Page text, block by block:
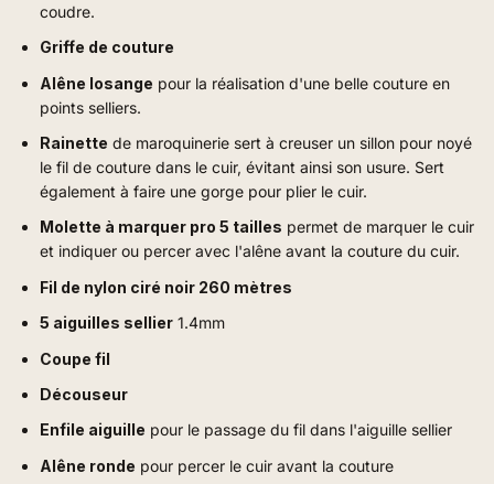
coudre.
Griffe de couture
Alêne losange pour la réalisation d'une belle couture en
points selliers.
Rainette de maroquinerie sert à creuser un sillon pour noyé
le fil de couture dans le cuir, évitant ainsi son usure. Sert
également à faire une gorge pour plier le cuir.
Molette à marquer pro 5 tailles permet de marquer le cuir
et indiquer ou percer avec l'alêne avant la couture du cuir.
Fil de nylon ciré noir 260 mètres
5 aiguilles sellier 1.4mm
Coupe fil
Découseur
Enfile aiguille pour le passage du fil dans l'aiguille sellier
Alêne ronde pour percer le cuir avant la couture